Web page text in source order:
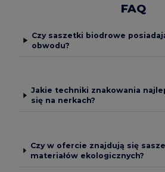
FAQ
Czy saszetki biodrowe
obwodu?
Jakie techniki znakowania
się na nerkach?
Czy w ofercie znajdują się
materiałów ekologicznych?